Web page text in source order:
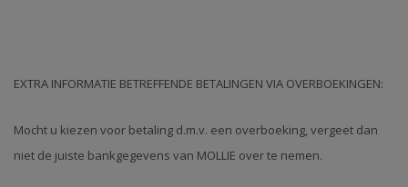
EXTRA INFORMATIE BETREFFENDE BETALINGEN VIA OVERBOEKINGEN:
Mocht u kiezen voor betaling d.m.v. een overboeking, vergeet dan
niet de juiste bankgegevens van MOLLIE over te nemen.